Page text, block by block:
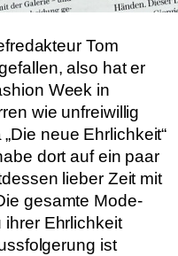
Tom
also hat er
Week in
wie unfreiwillig
neue Ehrlichkeit“
dort auf ein paar
lieber Zeit mit
gesamte Mode-
Ehrlichkeit
ist